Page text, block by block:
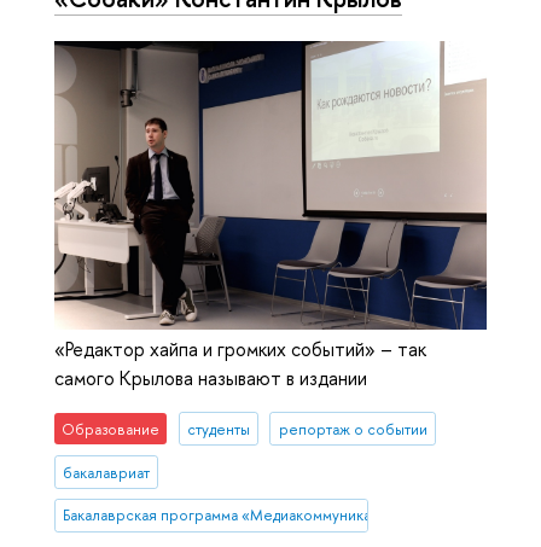
«Редактор хайпа и громких событий» – так
самого Крылова называют в издании
Образование студенты репортаж о событии
бакалавриат
Бакалаврская программа «Медиакоммуникации»